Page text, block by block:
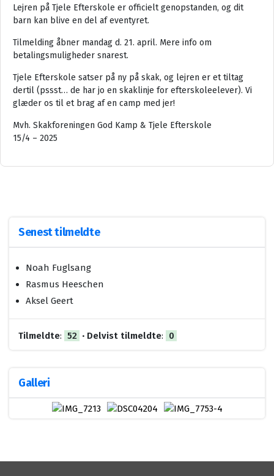
Lejren på Tjele Efterskole er officielt genopstanden, og dit
barn kan blive en del af eventyret.
Tilmelding åbner mandag d. 21. april. Mere info om
betalingsmuligheder snarest.
Tjele Efterskole satser på ny på skak, og lejren er et tiltag
dertil (pssst… de har jo en skaklinje for efterskoleelever). Vi
glæder os til et brag af en camp med jer!
Mvh. Skakforeningen God Kamp & Tjele Efterskole
15/4 – 2025
Senest tilmeldte
Noah Fuglsang
Rasmus Heeschen
Aksel Geert
Tilmeldte: 52 · Delvist tilmeldte: 0
Galleri